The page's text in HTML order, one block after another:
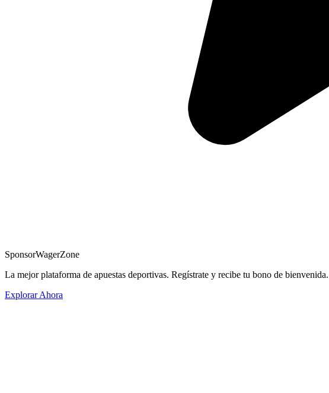
SponsorWagerZone
La mejor plataforma de apuestas deportivas. Regístrate y recibe tu bono de bienvenida.
Explorar Ahora